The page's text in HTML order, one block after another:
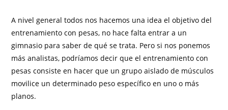
A nivel general todos nos hacemos una idea el objetivo del
entrenamiento con pesas, no hace falta entrar a un
gimnasio para saber de qué se trata. Pero si nos ponemos
más analistas, podríamos decir que el entrenamiento con
pesas consiste en hacer que un grupo aislado de músculos
movilice un determinado peso específico en uno o más
planos.